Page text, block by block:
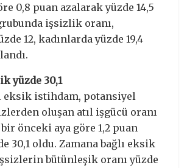
0,8 puan azalarak yüzde 14,5
işsizlik oranı,
12, kadınlarda yüzde 19,4
yüzde 30,1
eksik istihdam, potansiyel
oluşan atıl işgücü oranı
önceki aya göre 1,2 puan
30,1 oldu. Zamana bağlı eksik
bütünleşik oranı yüzde